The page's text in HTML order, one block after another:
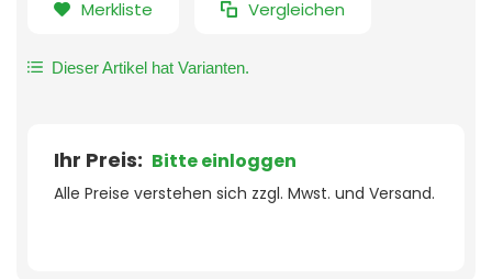
Merkliste Vergleichen
Dieser Artikel hat Varianten.
Ihr Preis: Bitte einloggen
Alle Preise verstehen sich zzgl. Mwst. und Versand.